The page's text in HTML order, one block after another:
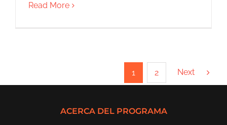
Read More
1 2 Next
ACERCA DEL PROGRAMA